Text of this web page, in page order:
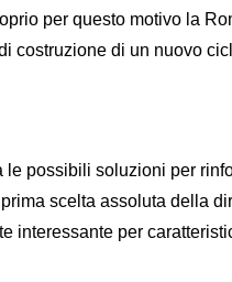
per questo motivo la
costruzione di un nuovo
le possibili soluzioni per
scelta assoluta della
interessante per